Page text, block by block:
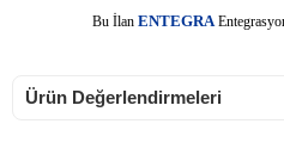
Bu İlan ENTEGRA
Ürün Değerlendirmeleri